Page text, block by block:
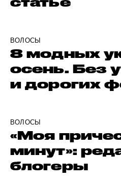
ВОЛОСЫ
8 модных
осень. Без
и дорогих
ВОЛОСЫ
«Моя
минут»:
блогеры